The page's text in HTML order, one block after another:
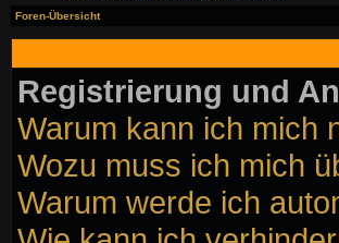
Foren-Übersicht
Registrierung und
Warum kann ich mich
Wozu muss ich mich
Warum werde ich